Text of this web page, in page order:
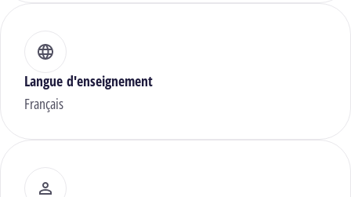
Langue d'enseignement
Français